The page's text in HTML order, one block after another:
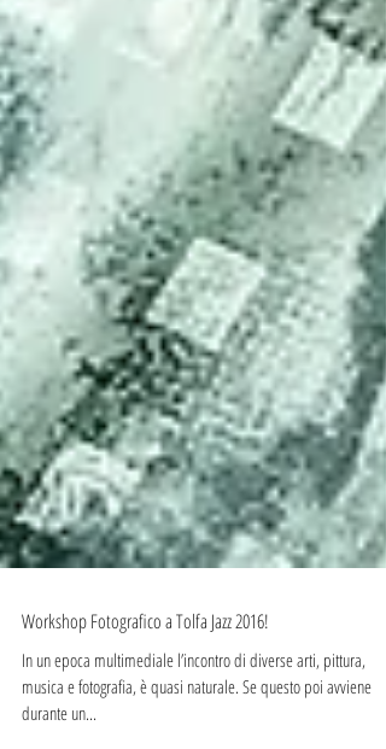
Workshop Fotografico a Tolfa Jazz 2016!